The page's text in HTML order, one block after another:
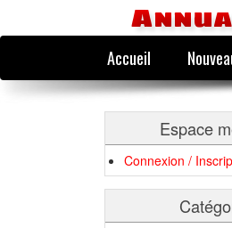
Accueil
Espace
Connexion /